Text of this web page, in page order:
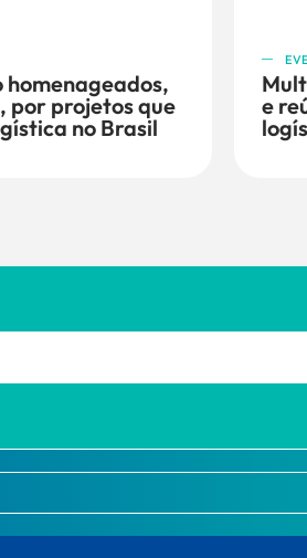
homenageados,
por projetos que
no Brasil
e